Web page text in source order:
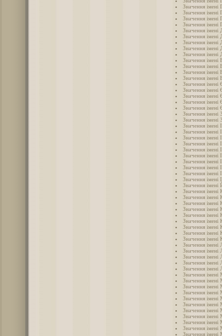
Значення імені
Значення імені
Значення імені
Значення імені
Значення імені
Значення імені
Значення імені
Значення імені
Значення імені
Значення імені
Значення імені
Значення імені
Значення імені
Значення імені
Значення імені
Значення імені
Значення імені
Значення імені
Значення імені
Значення імені
Значення імені
Значення імені
Значення імені
Значення імені
Значення імені
Значення імені
Значення імені
Значення імені
Значення імені
Значення імені
Значення імені
Значення імені
Значення імені
Значення імені
Значення імені
Значення імені
Значення імені
Значення імені
Значення імені
Значення імені
Значення імені
Значення імені
Значення імені
Значення імені
Значення імені
Значення імені
Значення імені
Значення імені
Значення імені
Значення імені
Значення імені
Значення імені
Значення
Значення
Значення імені
Значення імені